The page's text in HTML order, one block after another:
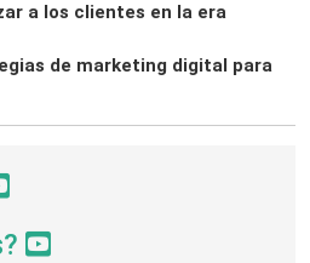
a los clientes en la era
de marketing digital para